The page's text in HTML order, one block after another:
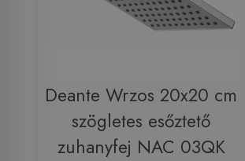
Deante Wrzos 20x20 cm
szögletes esőztető
zuhanyfej NAC 03QK